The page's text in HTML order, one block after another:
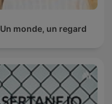
Un monde, un regard